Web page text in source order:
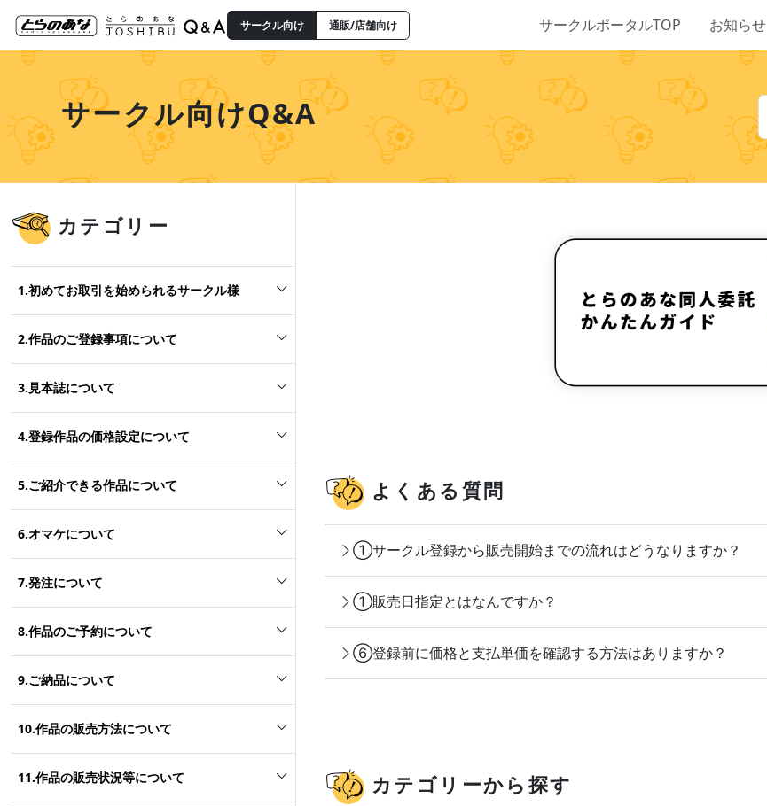
サークル向け 通販/店舗向け サークルポータルTOP お知らせ
サークル向けQ&A
カテゴリー
1.初めてお取引を始められるサークル様
2.作品のご登録事項について
3.見本誌について
4.登録作品の価格設定について
5.ご紹介できる作品について
6.オマケについて
7.発注について
8.作品のご予約について
9.ご納品について
10.作品の販売方法について
11.作品の販売状況等について
よくある質問
①サークル登録から販売開始までの流れはどうなりますか？
①販売日指定とはなんですか？
⑥登録前に価格と支払単価を確認する方法はありますか？
カテゴリーから探す